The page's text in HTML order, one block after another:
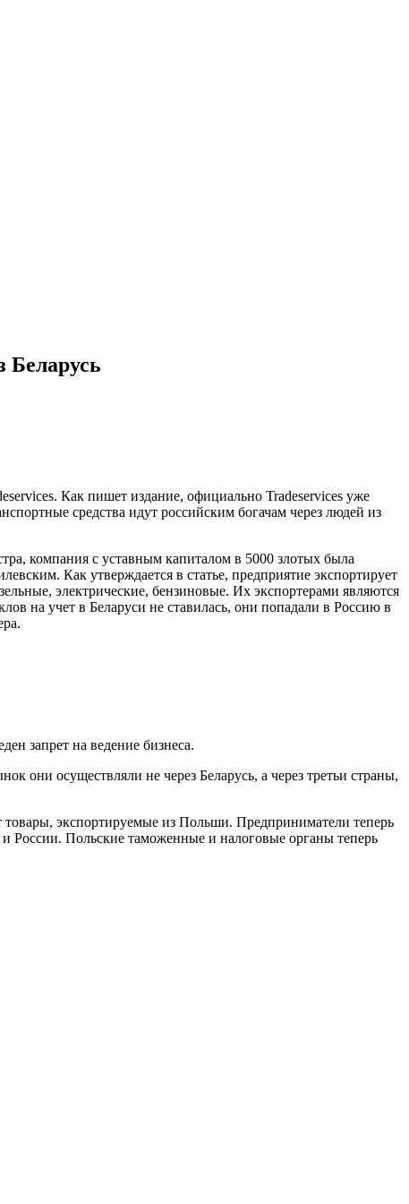
Как пишет издание, официально Tradeservices уже
средства идут российским богачам через людей из
компания с уставным капиталом в 5000 злотых была
Как утверждается в статье, предприятие экспортирует
электрические, бензиновые. Их экспортерами являются
на учет в Беларуси не ставилась, они попадали в Россию в
запрет на ведение бизнеса.
они осуществляли не через Беларусь, а через третьи страны,
экспортируемые из Польши. Предприниматели теперь
России. Польские таможенные и налоговые органы теперь